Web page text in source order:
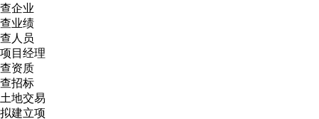
查企业
查业绩
查人员
项目经理
查资质
查招标
土地交易
拟建立项